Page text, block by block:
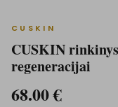
CUSKIN
CUSKIN
regeneracijai
68.00€